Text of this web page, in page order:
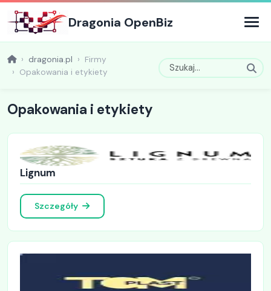
Dragonia OpenBiz
dragonia.pl
Firmy
Opakowania i etykiety
Opakowania i etykiety
Lignum
Szczegóły